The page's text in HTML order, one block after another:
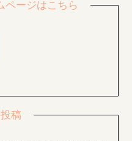
ページはこちら
稿